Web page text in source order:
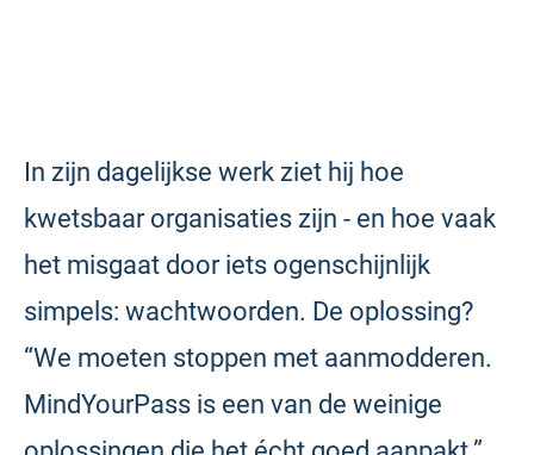
In zijn dagelijkse werk ziet hij hoe
kwetsbaar organisaties zijn - en hoe vaak
het misgaat door iets ogenschijnlijk
simpels: wachtwoorden. De oplossing?
“We moeten stoppen met aanmodderen.
MindYourPass is een van de weinige